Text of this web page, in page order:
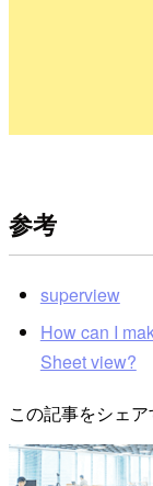
参考
superview
How can I
Sheet view?
この記事をシェア